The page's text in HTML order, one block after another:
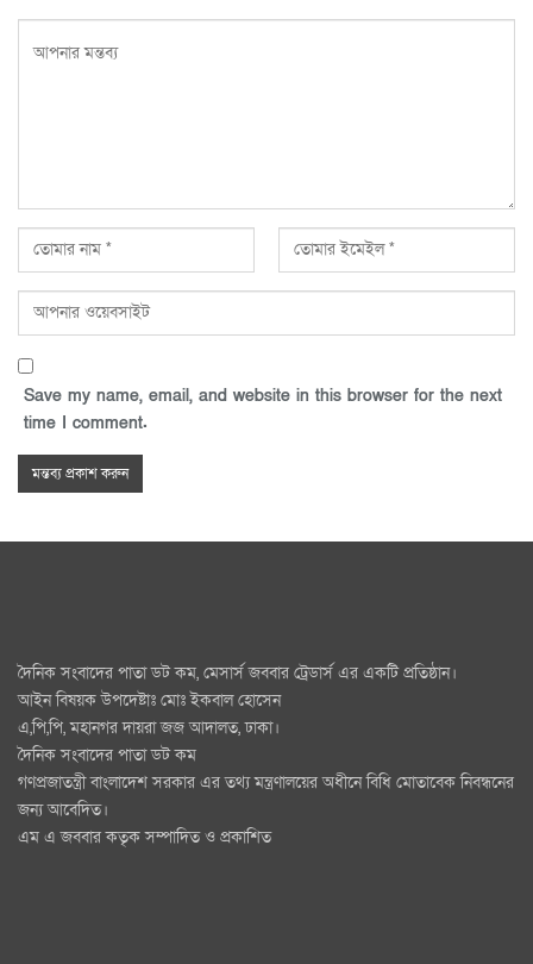
Save my name, email, and website in this browser for the next
time I comment.
দৈনিক সংবাদের পাতা ডট কম, মেসার্স জববার ট্রেডার্স এর একটি প্রতিষ্ঠান।
আইন বিষয়ক উপদেষ্টাঃ মোঃ ইকবাল হোসেন
এ,পি,পি, মহানগর দায়রা জজ আদালত, ঢাকা।
দৈনিক সংবাদের পাতা ডট কম
গণপ্রজাতন্ত্রী বাংলাদেশ সরকার এর তথ্য মন্ত্রণালয়ের অধীনে বিধি মোতাবেক নিবন্ধনের
জন্য আবেদিত।
এম এ জববার কতৃক সম্পাদিত ও প্রকাশিত